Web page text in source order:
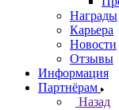
Награды
Карьера
Новости
Отзывы
Информация
Партнёрам
Назад